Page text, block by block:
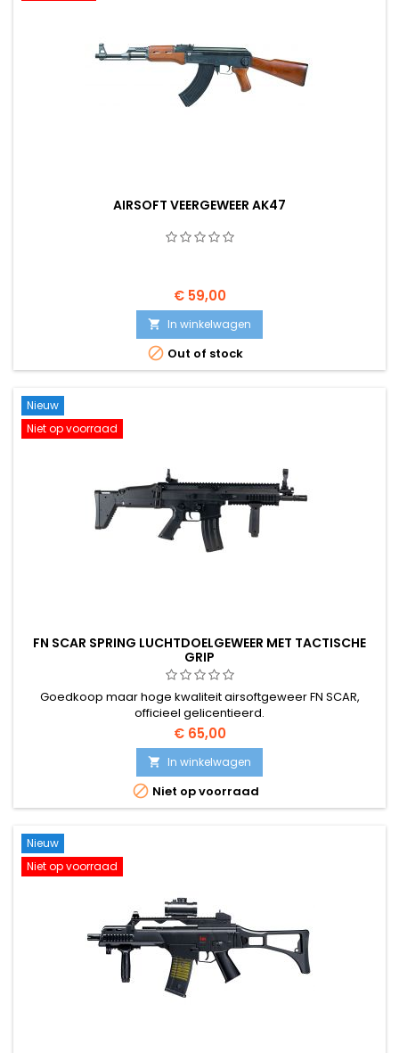
AIRSOFT VEERGEWEER AK47
€ 59,00
 In winkelwagen
 Out of stock
Nieuw
Niet op voorraad
FN SCAR SPRING LUCHTDOELGEWEER MET TACTISCHE
GRIP
Goedkoop maar hoge kwaliteit airsoftgeweer FN SCAR,
officieel gelicentieerd.
€ 65,00
 In winkelwagen
 Niet op voorraad
Nieuw
Niet op voorraad